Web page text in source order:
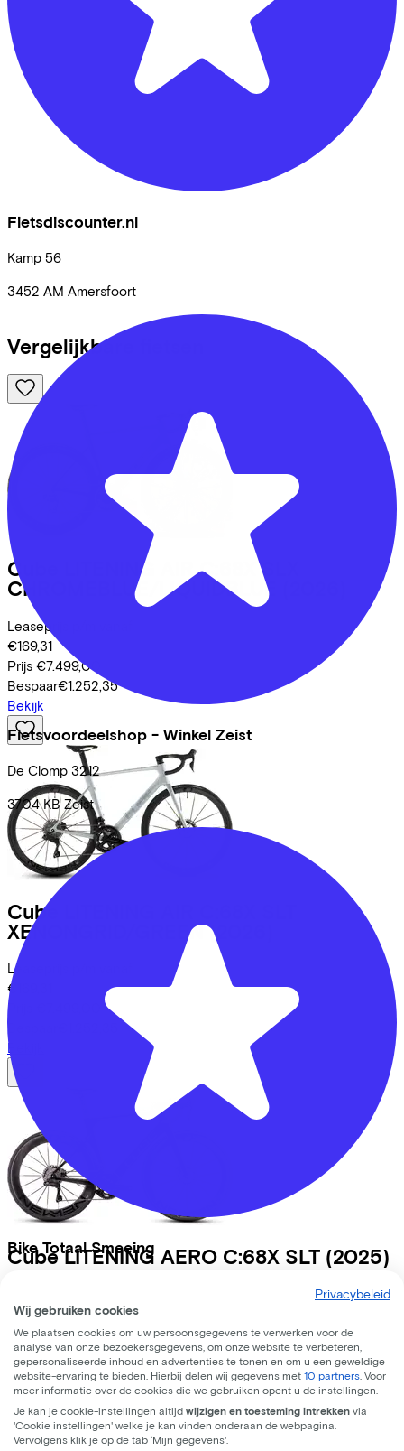
Fietsdiscounter.nl
Kamp 56
3452 AM Amersfoort
Fietsvoordeelshop - Winkel Zeist
De Clomp 3212
3704 KB Zeist
Bike Totaal Smeeing
3762 EC Soest
Vergelijkbare fietsen
Cube
LITENING AIR C:68X SLX
CHROMEBLUE/LIQUIDBLUE
Leaseprijs p/m vanaf
€169,31
Prijs €7.499,00
Bespaar€1.252,35
Bekijk
Cube
XENONGRID/GREEN (2026)
Leaseprijs p/m vanaf
€169,31
Prijs
Bespaar
Bekijk
Cube LITENING AERO C:68X SLT (2025)
€165,23
Prijs €7.299,00
Bespaar€1.239,12
Bekijk
Over ons
Privacybeleid
Wij gebruiken cookies
We plaatsen cookies om uw persoonsgegevens te verwerken voor de
analyse van onze bezoekersgegevens, om onze website te verbeteren,
gepersonaliseerde inhoud en advertenties te tonen en om u een geweldige
website-ervaring te bieden. Hierbij delen wij gegevens met 10 partners . Voor
meer informatie over de cookies die we gebruiken opent u de instellingen.
Je kan je cookie-instellingen altijd wijzigen en toesteming intrekken via
'Cookie instellingen' welke je kan vinden onderaan de webpagina.
Vervolgens klik je op de tab ‘Mijn gegevens'.